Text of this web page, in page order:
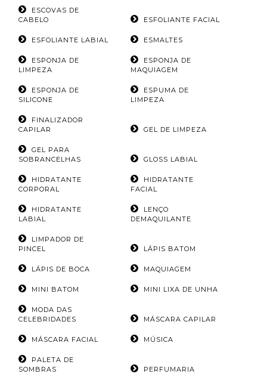
ESCOVAS DE
CABELO
ESFOLIANTE FACIAL
ESFOLIANTE LABIAL ESMALTES
ESPONJA DE
LIMPEZA
ESPONJA DE
MAQUIAGEM
ESPONJA DE
SILICONE
ESPUMA DE
LIMPEZA
FINALIZADOR
CAPILAR
GEL DE LIMPEZA
GEL PARA
SOBRANCELHAS
GLOSS LABIAL
HIDRATANTE
CORPORAL
HIDRATANTE
FACIAL
HIDRATANTE
LABIAL
LENÇO
DEMAQUILANTE
LIMPADOR DE
PINCEL
LÁPIS BATOM
LÁPIS DE BOCA MAQUIAGEM
MINI BATOM MINI LIXA DE UNHA
MODA DAS
CELEBRIDADES
MÁSCARA CAPILAR
MÁSCARA FACIAL MÚSICA
PALETA DE
SOMBRAS
PERFUMARIA